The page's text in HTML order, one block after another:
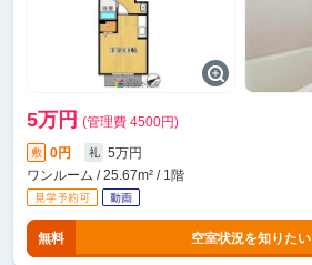
5万円 (管理費 4500円)
敷 0円 礼
5万円
ワンルーム / 25.67m² / 1階
無料 空室状況を知りたい